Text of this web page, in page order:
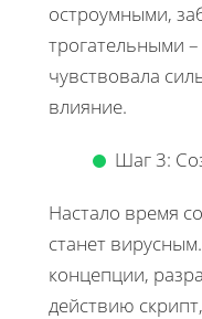
остроумными,
трогательными
чувствовала
влияние.
Шаг 3:
Настало время
станет
концепции,
действию